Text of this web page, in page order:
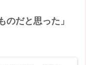
のだと思った」